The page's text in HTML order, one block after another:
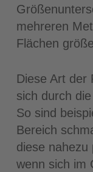
mehreren
Flächen
Diese Art der
sich durch
So sind
Bereich
diese nahezu
wenn sich im